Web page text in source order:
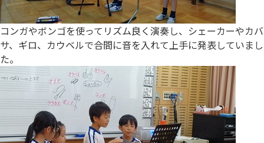
コンガやボンゴを使ってリズム良く演奏し、シェーカーやカバ
サ、ギロ、カウベルで合間に音を入れて上手に発表していまし
た。